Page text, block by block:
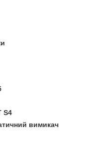
S4
вимикач